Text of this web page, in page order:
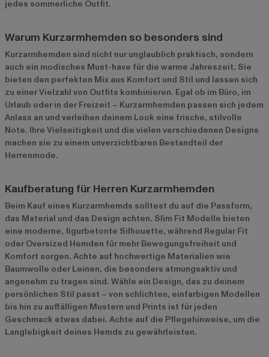
jedes sommerliche Outfit.
Warum Kurzarmhemden so besonders sind
Kurzarmhemden sind nicht nur unglaublich praktisch, sondern
auch ein modisches Must-have für die warme Jahreszeit. Sie
bieten den perfekten Mix aus Komfort und Stil und lassen sich
zu einer Vielzahl von Outfits kombinieren. Egal ob im Büro, im
Urlaub oder in der Freizeit – Kurzarmhemden passen sich jedem
Anlass an und verleihen deinem Look eine frische, stilvolle
Note. Ihre Vielseitigkeit und die vielen verschiedenen Designs
machen sie zu einem unverzichtbaren Bestandteil der
Herrenmode.
Kaufberatung für Herren Kurzarmhemden
Beim Kauf eines Kurzarmhemds solltest du auf die Passform,
das Material und das Design achten. Slim Fit Modelle bieten
eine moderne, figurbetonte Silhouette, während Regular Fit
oder Oversized Hemden für mehr Bewegungsfreiheit und
Komfort sorgen. Achte auf hochwertige Materialien wie
Baumwolle oder Leinen, die besonders atmungsaktiv und
angenehm zu tragen sind. Wähle ein Design, das zu deinem
persönlichen Stil passt – von schlichten, einfarbigen Modellen
bis hin zu auffälligen Mustern und Prints ist für jeden
Geschmack etwas dabei. Achte auf die Pflegehinweise, um die
Langlebigkeit deines Hemds zu gewährleisten.